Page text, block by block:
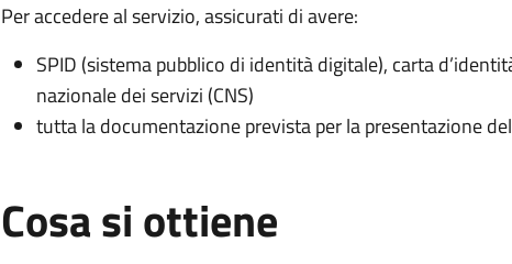
Per accedere al servizio, assicurati di avere:
SPID (sistema pubblico di identità digitale), carta
nazionale dei servizi (CNS)
tutta la documentazione prevista per la presentazione
Cosa si ottiene